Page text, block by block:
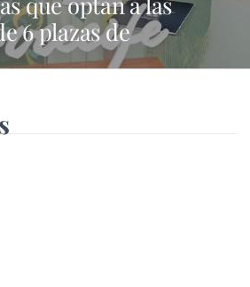
6 plazas de